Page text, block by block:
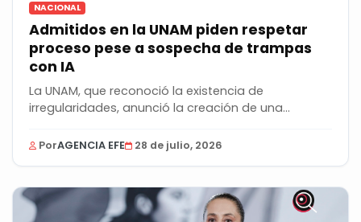
NACIONAL
Admitidos en la UNAM piden respetar
proceso pese a sospecha de trampas
con IA
La UNAM, que reconoció la existencia de
irregularidades, anunció la creación de una
PorAGENCIA EFE 28 de julio, 2026